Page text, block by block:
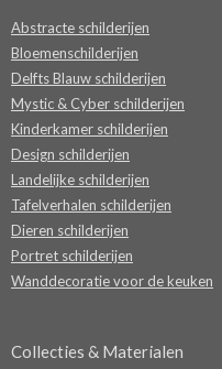
Abstracte schilderijen
Bloemenschilderijen
Delfts Blauw schilderijen
Mystic & Cyber schilderijen
Kinderkamer schilderijen
Design schilderijen
Landelijke schilderijen
Tafelverhalen schilderijen
Dieren schilderijen
Portret schilderijen
Wanddecoratie voor de keuken
Collecties & Materialen